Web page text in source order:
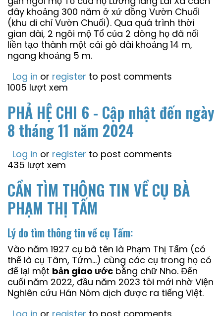
đây khoảng 300 năm ở xứ đồng Vườn Chuối
(khu di chỉ Vườn Chuối). Qua quá trình thời
gian dài, 2 ngôi mộ Tổ của 2 dòng họ đã nối
liền tạo thành một cái gò dài khoảng 14 m,
ngang khoảng 5 m.
Log in or register to post comments
1005 lượt xem
PHẢ HỆ CHI 6 - Cập nhật đến ngày
8 tháng 11 năm 2024
Log in or register to post comments
435 lượt xem
CẦN TÌM THÔNG TIN VỀ CỤ BÀ
PHẠM THỊ TẤM
Lý do tìm thông tin về cụ Tấm:
Vào năm 1927 cụ bà tên là Phạm Thị Tấm (có
thể là cụ Tâm, Tứm…) cùng các cụ trong họ có
để lại một bản giao ước bằng chữ Nho. Đến
cuối năm 2022, đầu năm 2023 tôi mới nhờ Viện
Nghiên cứu Hán Nôm dịch được ra tiếng Việt.